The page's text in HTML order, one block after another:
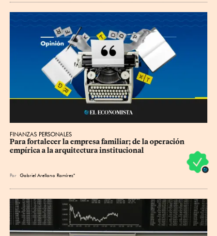
FINANZAS PERSONALES
Para fortalecer la empresa familiar; de la operación
empírica a la arquitectura institucional
Por Gabriel Arellano Ramírez*